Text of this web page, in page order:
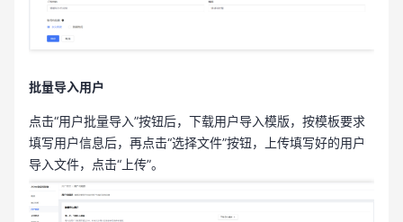
批量导入用户
点击“用户批量导入”按钮后，下载用户导入模版，按模板要求
填写用户信息后，再点击“选择文件”按钮，上传填写好的用户
导入文件，点击“上传”。